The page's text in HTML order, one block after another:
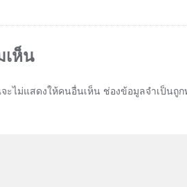
เห็น
ะไม่แสดงให้คนอื่นเห็น ช่องข้อมูลจำเป็นถูก